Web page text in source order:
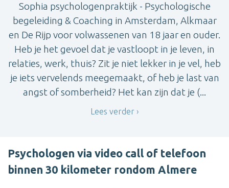
Sophia psychologenpraktijk - Psychologische
begeleiding & Coaching in Amsterdam, Alkmaar
en De Rijp voor volwassenen van 18 jaar en ouder.
Heb je het gevoel dat je vastloopt in je leven, in
relaties, werk, thuis? Zit je niet lekker in je vel, heb
je iets vervelends meegemaakt, of heb je last van
angst of somberheid? Het kan zijn dat je (...
Lees verder
Psychologen via video call of telefoon
binnen 30 kilometer rondom Almere